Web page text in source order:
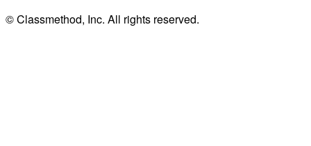
© Classmethod, Inc. All rights reserved.